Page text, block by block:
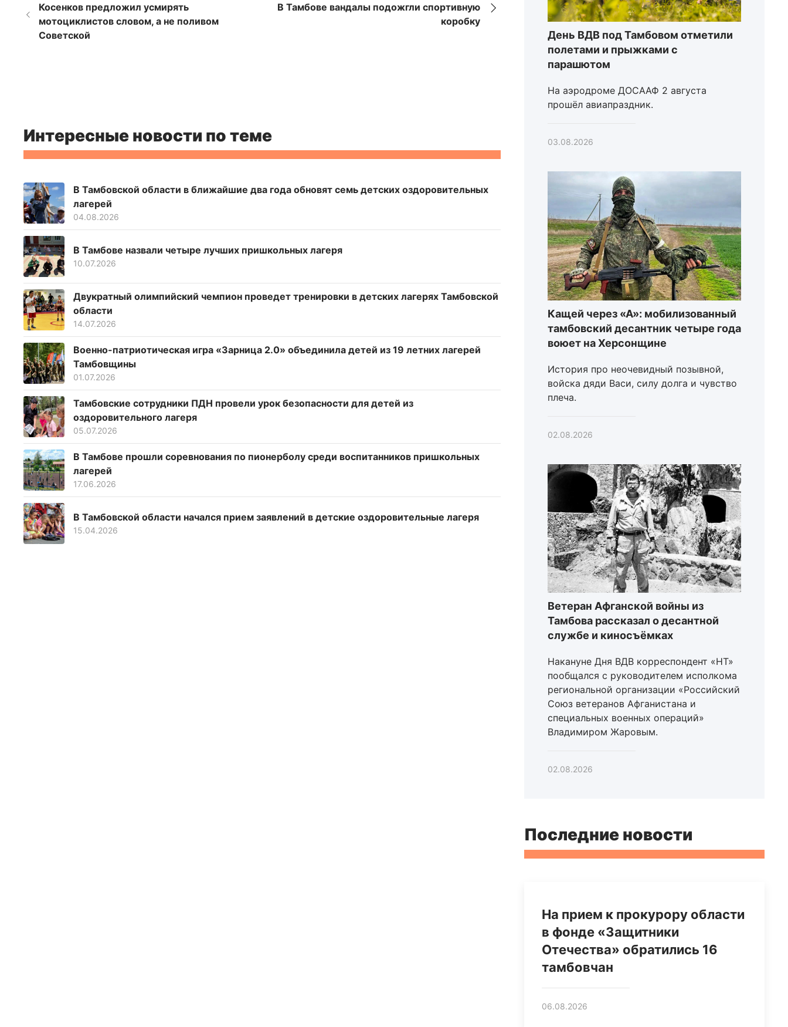
Косенков предложил усмирять
мотоциклистов словом, а не поливом
Советской
В Тамбове вандалы подожгли спортивную
коробку
Интересные новости по теме
В Тамбовской области в ближайшие два года обновят семь детских оздоровительных
лагерей
04.08.2026
В Тамбове назвали четыре лучших пришкольных лагеря
10.07.2026
Двукратный олимпийский чемпион проведет тренировки в детских лагерях Тамбовской
области
14.07.2026
Военно-патриотическая игра «Зарница 2.0» объединила детей из 19 летних лагерей
Тамбовщины
01.07.2026
Тамбовские сотрудники ПДН провели урок безопасности для детей из
оздоровительного лагеря
05.07.2026
В Тамбове прошли соревнования по пионерболу среди воспитанников пришкольных
лагерей
17.06.2026
В Тамбовской области начался прием заявлений в детские оздоровительные лагеря
15.04.2026
День ВДВ под Тамбовом отметили
полетами и прыжками с
парашютом
На аэродроме ДОСААФ 2 августа
прошёл авиапраздник.
03.08.2026
Кащей через «А»: мобилизованный
тамбовский десантник четыре года
воюет на Херсонщине
История про неочевидный позывной,
войска дяди Васи, силу долга и чувство
плеча.
02.08.2026
Ветеран Афганской войны из
Тамбова рассказал о десантной
службе и киносъёмках
Накануне Дня ВДВ корреспондент «НТ»
пообщался с руководителем исполкома
региональной организации «Российский
Союз ветеранов Афганистана и
специальных военных операций»
Владимиром Жаровым.
02.08.2026
Последние новости
На прием к прокурору области
в фонде «Защитники
Отечества» обратились 16
тамбовчан
06.08.2026